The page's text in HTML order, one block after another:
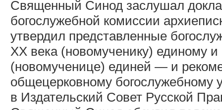
Священный Синод заслушал
богослужебной комиссии
утвердил представленные
XX века (новомученику) единому
(новомученице) единей — и
общецерковному
в Издательский Совет Русской